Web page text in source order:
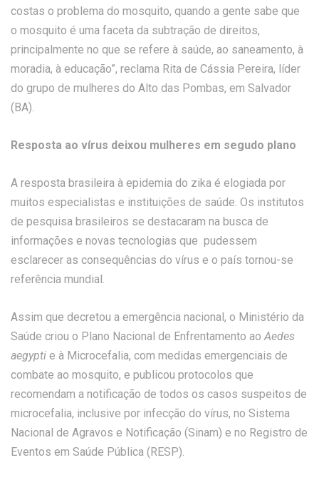
costas o problema do mosquito, quando a gente sabe que
o mosquito é uma faceta da subtração de direitos,
principalmente no que se refere à saúde, ao saneamento, à
moradia, à educação”, reclama Rita de Cássia Pereira, líder
do grupo de mulheres do Alto das Pombas, em Salvador
(BA).
Resposta ao vírus deixou mulheres em segudo plano
A resposta brasileira à epidemia do zika é elogiada por
muitos especialistas e instituições de saúde. Os institutos
de pesquisa brasileiros se destacaram na busca de
informações e novas tecnologias que pudessem
esclarecer as consequências do vírus e o país tornou-se
referência mundial.
Assim que decretou a emergência nacional, o Ministério da
Saúde criou o Plano Nacional de Enfrentamento aoAedes
aegypti e à Microcefalia, com medidas emergenciais de
combate ao mosquito, e publicou protocolos que
recomendam a notificação de todos os casos suspeitos de
microcefalia, inclusive por infecção do vírus, no Sistema
Nacional de Agravos e Notificação (Sinam) e no Registro de
Eventos em Saúde Pública (RESP).